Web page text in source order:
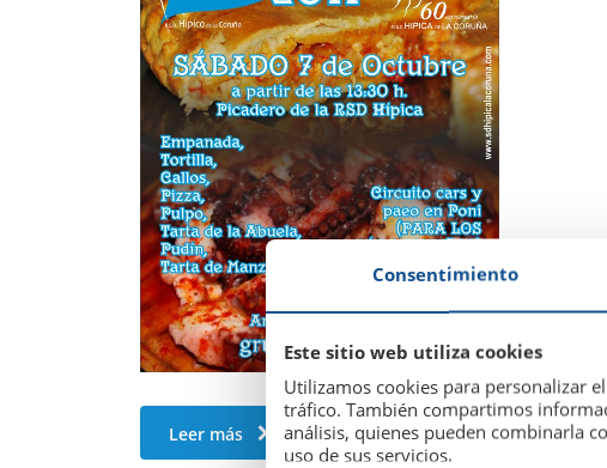
Leer más
Consentimiento
Este sitio web utiliza cookies
Utilizamos cookies para personalizar
tráfico. También compartimos
análisis, quienes pueden combinarla
uso de sus servicios.